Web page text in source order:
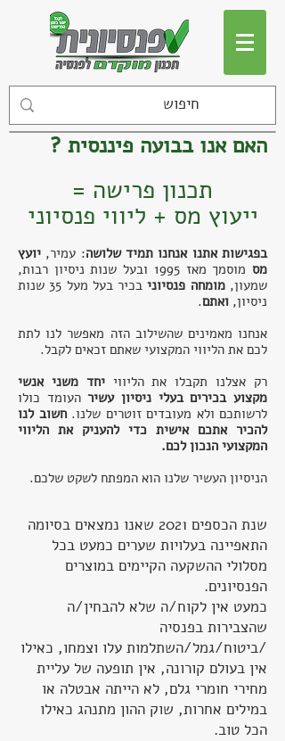
האם אנו בבועה פיננסית ?
תכנון פרישה =
ייעוץ מס + ליווי פנסיוני
בפגישות אתנו אנחנו תמיד שלושה: עמיר, יועץ
מסמוסמך מאז 1995 ו
בעל שנות ניסיון רבות,
שמעון,מומחה פנסיוני
בכיר בעל מעל 35 שנות
ניסיון, ואתם.
אנחנו מאמינים שהשילוב הזה מאפשר לנו לתת
לכם את הליווי המקצועי שאתם זכאים לקבל.
רק אצלנו תקבלו את הליווייחד משני אנשי
מקצוע בכירים בעלי ניסיון עשיר העומד כולו
לרשותכם ולא מעובדים זוטרים שלנו.חשוב לנו
להכיר אתכם אישית כדי להעניק את הליווי
המקצועי הנכון לכם.
הניסיון העשיר שלנו הוא המפתח לשקט שלכם.
שנת הכספים 2021 שאנו נמצאים בסיומה
התאפיינה בעלויות שערים כמעט בכל
מסלולי ההשקעה הקיימים במוצרים
הפנסיונים.
כמעט אין לקוח/ה שלא להבחין/ה
שהצבירות בפנסיה
/ביטוח/גמל/השתלמות עלו וצמחו, כאילו
אין בעולם קורונה, אין תופעה של עליית
מחירי חומרי גלם, לא הייתה אבטלה או
במילים אחרות, שוק ההון מתנהג כאילו
הכל טוב.